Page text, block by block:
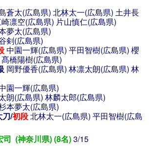
蒼太(広島県) 北林太一(広島県) 土井長
凛空(広島県) 片山慎仁(広島県)
夢太(広島県)
剣(広島県)
中園一輝(広島県) 平田智樹(広島県) 櫻
髙橋陽樹(広島県)
岡野優香(広島県) 林凛太朗(広島県) 林
園一輝(広島県)
朗(広島県) 林麟太郎(広島県)
本夢太(広島県)
刀/初段北林太一(広島県) 平田智樹(広島
司 (神奈川県) (8名)3/15